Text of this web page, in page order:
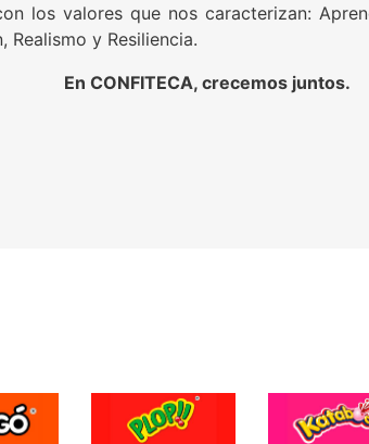
los valores que nos caracterizan:
Realismo y Resiliencia.
En CONFITECA, crecemos juntos.